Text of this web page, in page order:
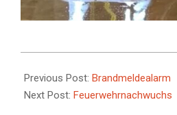
01-
08
Previous Post: Brandmeldealarm
Next Post: Feuerwehrnachwuchs